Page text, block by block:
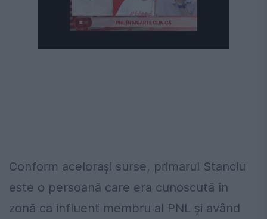
Conform acelorași surse, primarul Stanciu
este o persoană care era cunoscută în
zonă ca influent membru al PNL și având